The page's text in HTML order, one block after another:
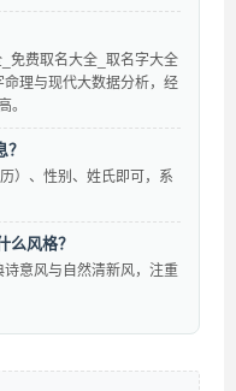
免费取名大全_取名字大全
命理与现代大数据分析，经
。
）、性别、姓氏即可，系
么风格？
意风与自然清新风，注重